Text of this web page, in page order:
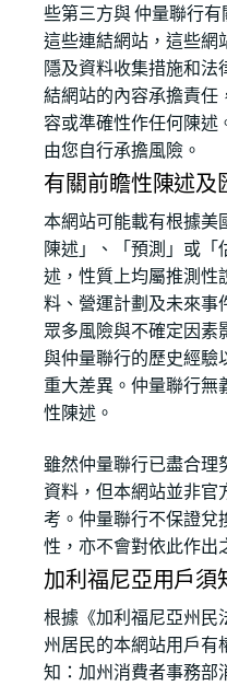
些第三方與 仲量聯行
這些連結網站，這些網
隱及資料收集措施和
結網站的內容承擔責任
容或準確性作任何陳述
由您自行承擔風險。
有關前瞻性陳述及
本網站可能載有根據美
陳述」、「預測」或
述，性質上均屬推測性
料、營運計劃及未來事
眾多風險與不確定因素
與仲量聯行的歷史經驗
重大差異。仲量聯行無
性陳述。
雖然仲量聯行已盡合理
資料，但本網站並非官
考。仲量聯行不保證兌
性，亦不會對依此作出
加利福尼亞用戶須
根據《加利福尼亞州民
州居民的本網站用戶有
知：加州消費者事務部